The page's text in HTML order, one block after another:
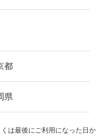
都
県
は最後にご利用になった日か